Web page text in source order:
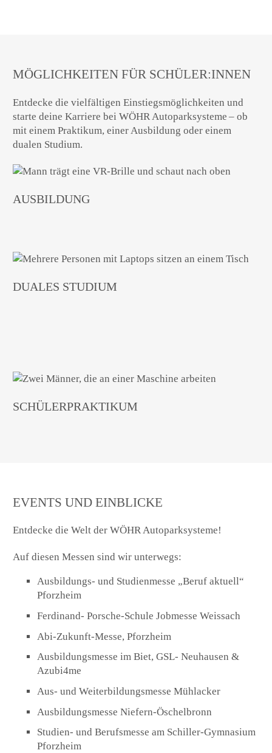
MÖGLICHKEITEN FÜR SCHÜLER:INNEN
Entdecke die vielfältigen Einstiegsmöglichkeiten und
starte deine Karriere bei WÖHR Autoparksysteme – ob
mit einem Praktikum, einer Ausbildung oder einem
dualen Studium.
AUSBILDUNG
DUALES STUDIUM
SCHÜLERPRAKTIKUM
EVENTS UND EINBLICKE
Entdecke die Welt der WÖHR Autoparksysteme!
Auf diesen Messen sind wir unterwegs:
Ausbildungs- und Studienmesse „Beruf aktuell“
Pforzheim
Ferdinand- Porsche-Schule Jobmesse Weissach
Abi-Zukunft-Messe, Pforzheim
Ausbildungsmesse im Biet, GSL- Neuhausen &
Azubi4me
Aus- und Weiterbildungsmesse Mühlacker
Ausbildungsmesse Niefern-Öschelbronn
Studien- und Berufsmesse am Schiller-Gymnasium
Pforzheim